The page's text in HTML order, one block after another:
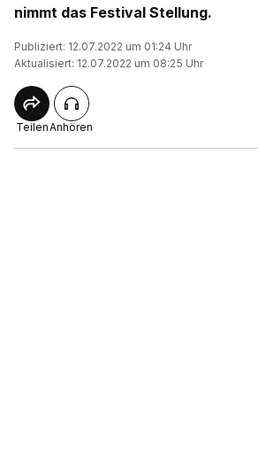
nimmt das Festival Stellung.
Publiziert: 12.07.2022 um 01:24 Uhr
Aktualisiert: 12.07.2022 um 08:25 Uhr
TeilenAnhören